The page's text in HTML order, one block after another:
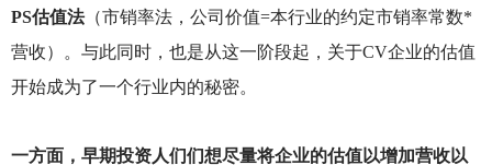
PS估值法（市销率法，公司价值=本行业的约定市销率常数*
营收）。与此同时，也是从这一阶段起，关于CV企业的估值
开始成为了一个行业内的秘密。
一方面，早期投资人们们想尽量将企业的估值以增加营收以